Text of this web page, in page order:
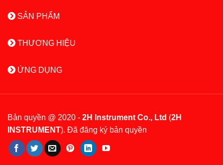
SẢN PHẨM
THƯƠNG HIỆU
ỨNG DỤNG
Bản quyền @ 2020 - 2H Instrument Co., Ltd (2H
INSTRUMENT). Đã đăng ký bản quyền